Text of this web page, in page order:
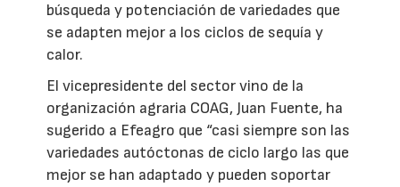
búsqueda y potenciación de variedades que
se adapten mejor a los ciclos de sequía y
calor.
El vicepresidente del sector vino de la
organización agraria COAG, Juan Fuente, ha
sugerido a Efeagro que “casi siempre son las
variedades autóctonas de ciclo largo las que
mejor se han adaptado y pueden soportar